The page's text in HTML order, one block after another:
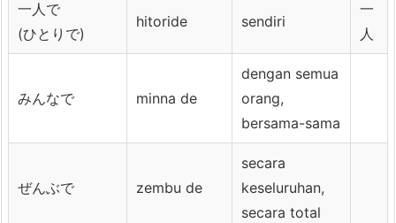
一人で
(ひとりで)
hitoride sendiri
一
人
みんなで minna de
dengan semua
orang,
bersama-sama
ぜんぶで zembu de
secara
keseluruhan,
secara total